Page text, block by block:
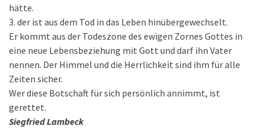
hätte.
3. der ist aus dem Tod in das Leben hinübergewechselt.
Er kommt aus der Todeszone des ewigen Zornes Gottes in
eine neue Lebensbeziehung mit Gott und darf ihn Vater
nennen. Der Himmel und die Herrlichkeit sind ihm für alle
Zeiten sicher.
Wer diese Botschaft für sich persönlich annimmt, ist
gerettet.
Siegfried Lambeck